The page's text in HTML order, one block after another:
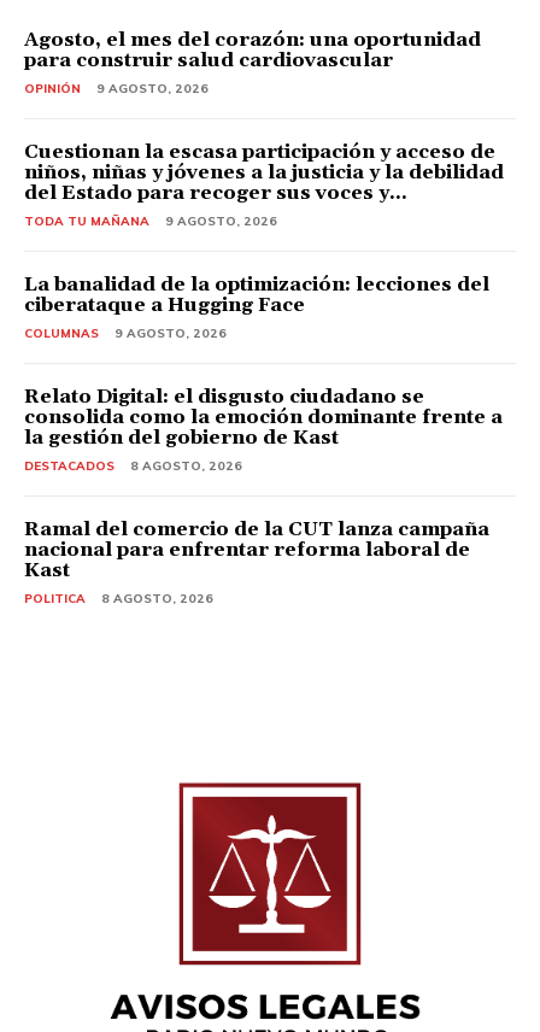
Agosto, el mes del corazón: una oportunidad
para construir salud cardiovascular
OPINIÓN 9 AGOSTO, 2026
Cuestionan la escasa participación y acceso de
niños, niñas y jóvenes a la justicia y la debilidad
del Estado para recoger sus voces y...
TODA TU MAÑANA 9 AGOSTO, 2026
La banalidad de la optimización: lecciones del
ciberataque a Hugging Face
COLUMNAS 9 AGOSTO, 2026
Relato Digital: el disgusto ciudadano se
consolida como la emoción dominante frente a
la gestión del gobierno de Kast
DESTACADOS 8 AGOSTO, 2026
Ramal del comercio de la CUT lanza campaña
nacional para enfrentar reforma laboral de
Kast
POLITICA 8 AGOSTO, 2026